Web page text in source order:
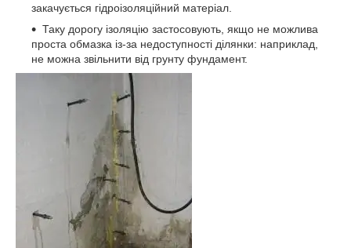
закачується гідроізоляційний матеріал.
Таку дорогу ізоляцію застосовують, якщо не можлива
проста обмазка із-за недоступності ділянки: наприклад,
не можна звільнити від грунту фундамент.